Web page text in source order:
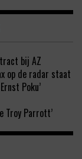
bij AZ
op de radar staat
Poku’
Troy Parrott’